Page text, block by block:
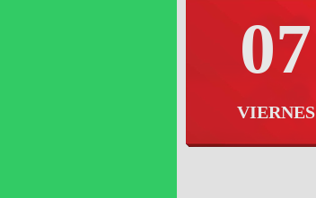
07
VIERNES